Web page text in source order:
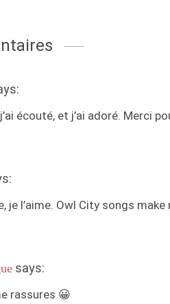
écouté, et j’ai adoré. Merci
je l’aime. Owl City songs make
says:
rassures 😀